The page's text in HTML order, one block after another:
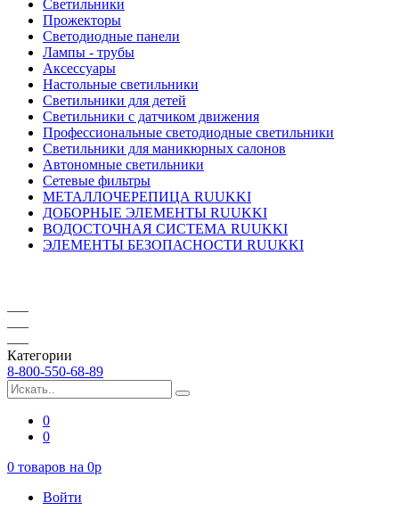
Светильники
Прожекторы
Светодиодные панели
Лампы - трубы
Аксессуары
Настольные светильники
Светильники для детей
Светильники с датчиком движения
Профессиональные светодиодные светильники
Светильники для маникюрных салонов
Автономные светильники
Сетевые фильтры
МЕТАЛЛОЧЕРЕПИЦА RUUKKI
ДОБОРНЫЕ ЭЛЕМЕНТЫ RUUKKI
ВОДОСТОЧНАЯ СИСТЕМА RUUKKI
ЭЛЕМЕНТЫ БЕЗОПАСНОСТИ RUUKKI
Категории
8-800-550-68-89
0
0
0 товаров на 0p
Войти